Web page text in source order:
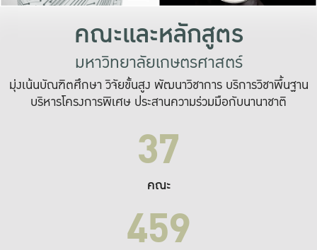
คณะและหลักสูตร
มหาวิทยาลัยเกษตรศาสตร์
มุ่งเน้นบัณฑิตศึกษา วิจัยขั้นสูง พัฒนาวิชาการ บริการวิชาพื้นฐาน
บริหารโครงการพิเศษ ประสานความร่วมมือกับนานาชาติ
37
คณะ
459